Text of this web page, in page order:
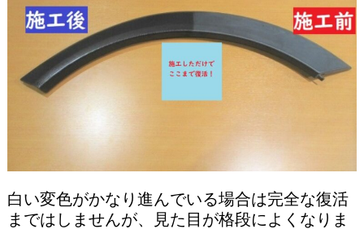
白い変色がかなり進んでいる場合は完全な復活
まではしませんが、見た目が格段によくなりま